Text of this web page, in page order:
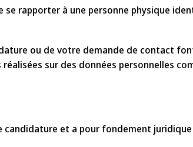
rapporter à une personne physique
ou de votre demande de contact
sur des données personnelles
candidature et a pour fondement